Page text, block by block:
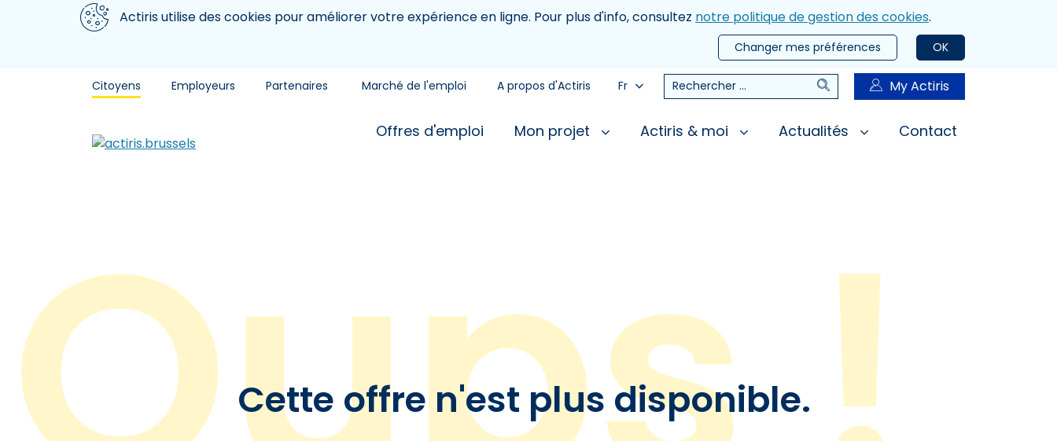
Aller au contenu principal
Nous utilisons des cookiesActiris utilise des cookies pour améliorer votre expérience en ligne. Pour plus d'info, consultez notre politique de gestion des cookies.
OK
Changer mes préférences
Citoyens Employeurs Partenaires Marché de l'emploi A propos d'Actiris Fr Rechercher RechercherMy Actiris
Offres d'emploi Mon projet Actiris & moi Actualités Contact
Cette offre n'est plus disponible.